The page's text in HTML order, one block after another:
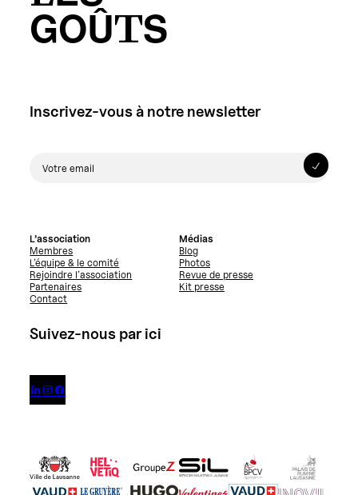
GOÛTS
Inscrivez-vous à notre newsletter
L’association
Membres
L’équipe & le comité
Rejoindre l’association
Partenaires
Contact
Médias
Blog
Photos
Revue de presse
Kit presse
Suivez-nous par ici
  